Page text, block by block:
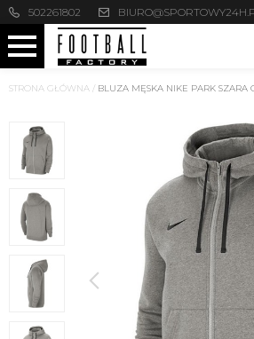
502261802
STRONA GŁÓWNA / BLUZA MĘSKA NIKE PARK SZARA